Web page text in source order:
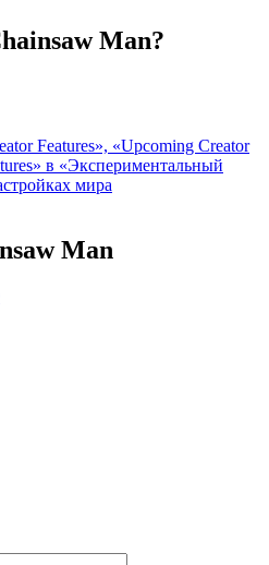
Man?
Features», «Upcoming Creator
в «Экспериментальный
мира
Man